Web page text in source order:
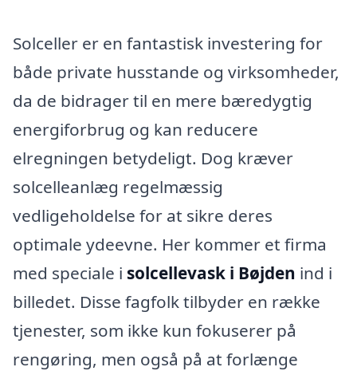
Solceller er en fantastisk investering for
både private husstande og virksomheder,
da de bidrager til en mere bæredygtig
energiforbrug og kan reducere
elregningen betydeligt. Dog kræver
solcelleanlæg regelmæssig
vedligeholdelse for at sikre deres
optimale ydeevne. Her kommer et firma
med speciale i solcellevask i Bøjden ind i
billedet. Disse fagfolk tilbyder en række
tjenester, som ikke kun fokuserer på
rengøring, men også på at forlænge